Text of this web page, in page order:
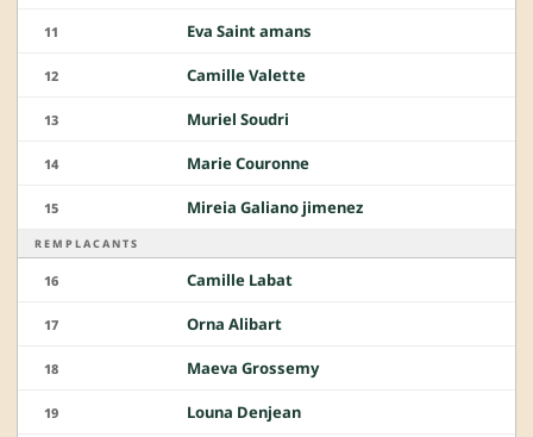
11 Eva Saint amans
12 Camille Valette
13 Muriel Soudri
14 Marie Couronne
15 Mireia Galiano jimenez
REMPLACANTS
16 Camille Labat
17 Orna Alibart
18 Maeva Grossemy
19 Louna Denjean